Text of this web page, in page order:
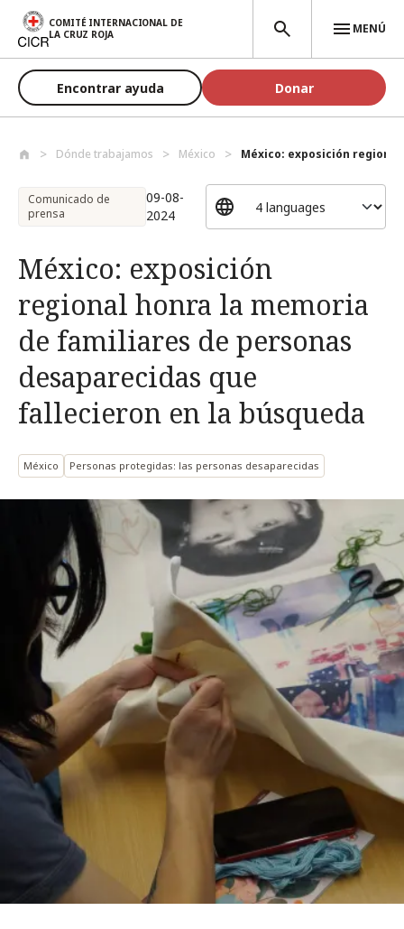
Pasar al contenido principal
COMITÉ INTERNACIONAL DE
LA CRUZ ROJA
MENÚ
Encontrar ayuda Donar
Dónde trabajamos México México: exposición
Comunicado de
prensa
09-08-
2024
México: exposición
regional honra la memoria
de familiares de personas
desaparecidas que
fallecieron en la búsqueda
México Personas protegidas: las personas desaparecidas